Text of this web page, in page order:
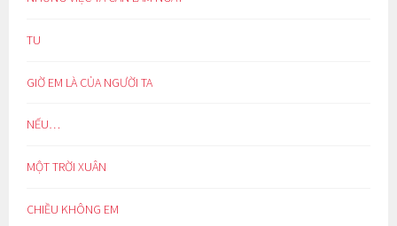
TU
GIỜ EM LÀ CỦA NGƯỜI TA
NẾU…
MỘT TRỜI XUÂN
CHIỀU KHÔNG EM